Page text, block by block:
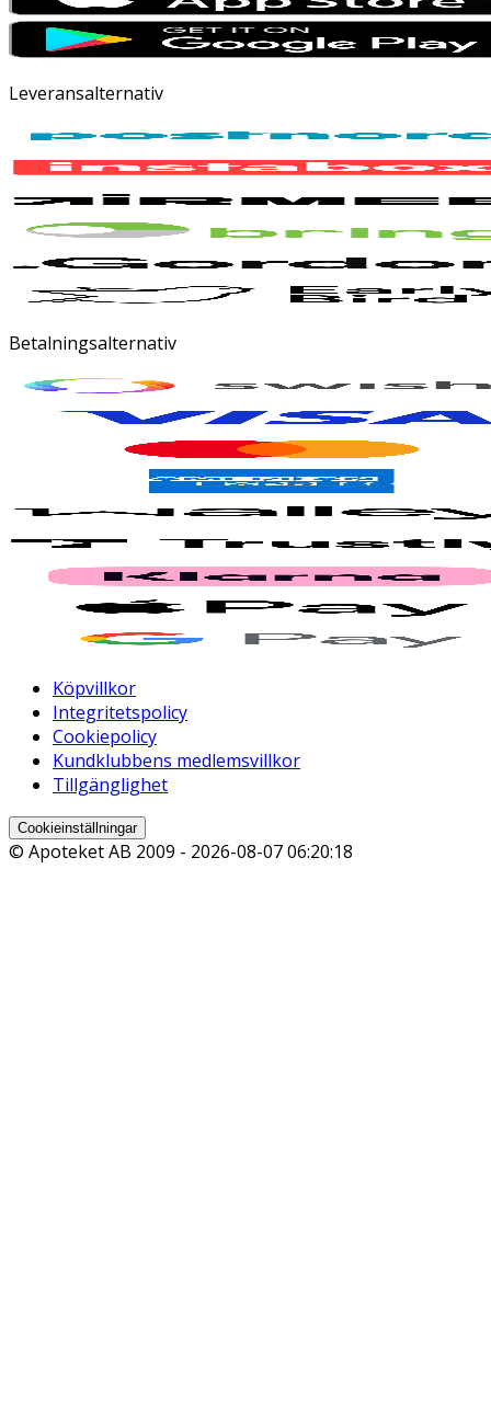
Leveransalternativ
Betalningsalternativ
Köpvillkor
Integritetspolicy
Cookiepolicy
Kundklubbens medlemsvillkor
Tillgänglighet
Cookieinställningar
© Apoteket AB 2009 - 2026-08-07 06:20:18